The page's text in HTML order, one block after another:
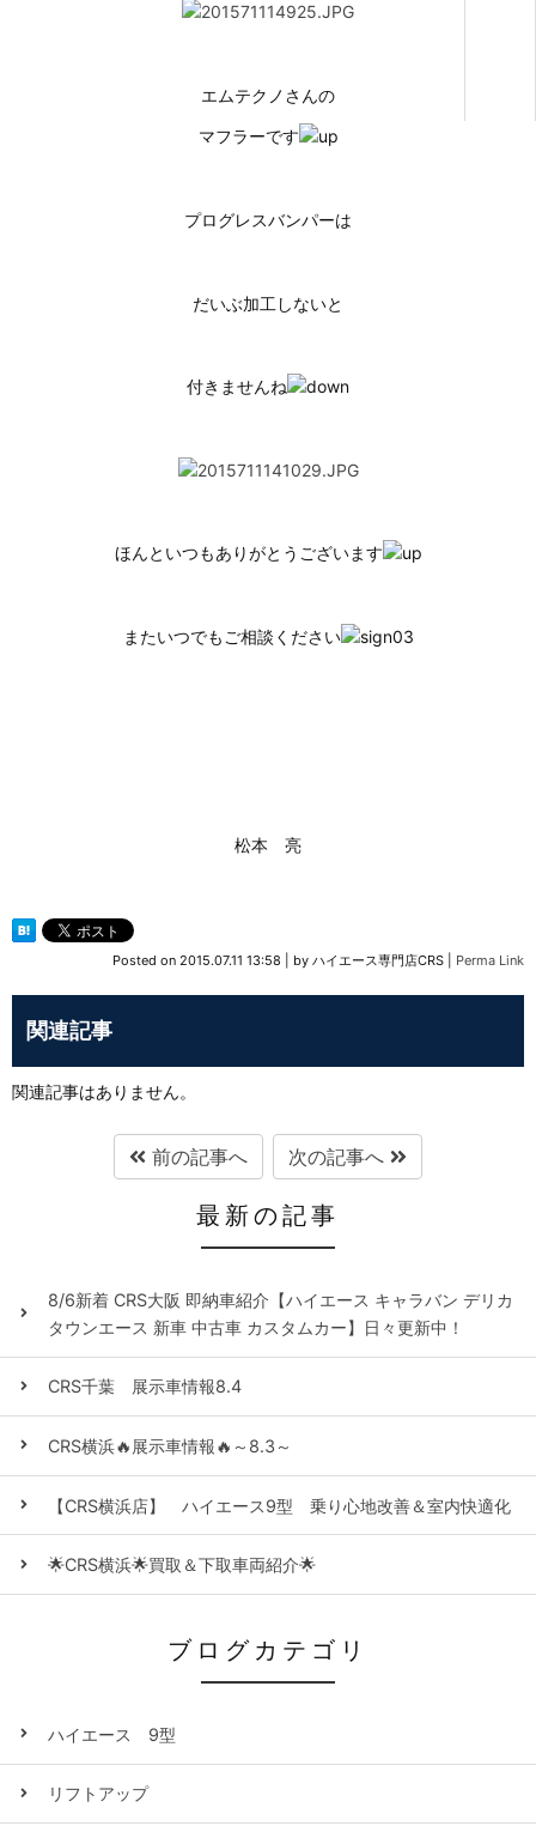
エムテクノさんの
マフラーです
プログレスバンパーは
だいぶ加工しないと
付きませんね
ほんといつもありがとうございます
またいつでもご相談ください
松本 亮
Posted on 2015.07.11 13:58 by ハイエース専門店CRS Perma Link
関連記事
関連記事はありません。
前の記事へ 次の記事へ
最新の記事
8/6新着 CRS大阪 即納車紹介【ハイエース キャラバン デリカ
タウンエース 新車 中古車 カスタムカー】日々更新中！
CRS千葉 展示車情報8.4
CRS横浜🔥展示車情報🔥～8.3～
【CRS横浜店】 ハイエース9型 乗り心地改善＆室内快適化
🌟CRS横浜🌟買取＆下取車両紹介🌟
ブログカテゴリ
ハイエース 9型
リフトアップ